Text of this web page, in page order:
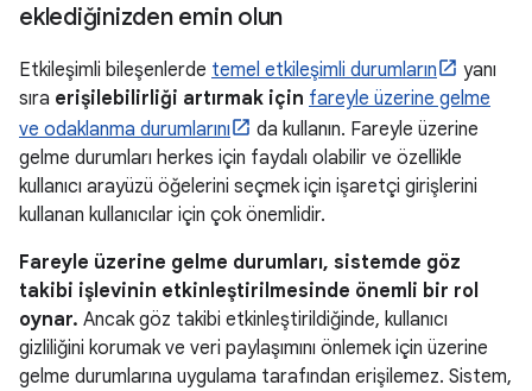
eklediğinizden emin olun
Etkileşimli bileşenlerde temel etkileşimli durumların
yanı
sıra erişilebilirliği artırmak için fareyle üzerine gelme
ve odaklanma durumlarını
da kullanın. Fareyle üzerine
gelme durumları herkes için faydalı olabilir ve özellikle
kullanıcı arayüzü öğelerini seçmek için işaretçi girişlerini
kullanan kullanıcılar için çok önemlidir.
Fareyle üzerine gelme durumları, sistemde göz
takibi işlevinin etkinleştirilmesinde önemli bir rol
oynar. Ancak göz takibi etkinleştirildiğinde, kullanıcı
gizliliğini korumak ve veri paylaşımını önlemek için üzerine
gelme durumlarına uygulama tarafından erişilemez. Sistem,